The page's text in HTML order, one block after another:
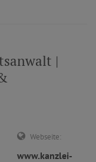
|
Webseite:
www.kanzlei-